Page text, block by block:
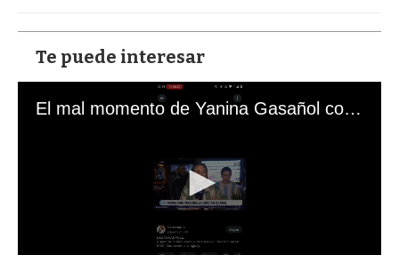
Te puede interesar
El mal momento de Yanina Gasañol con un hincha argentino en "Subrayado"